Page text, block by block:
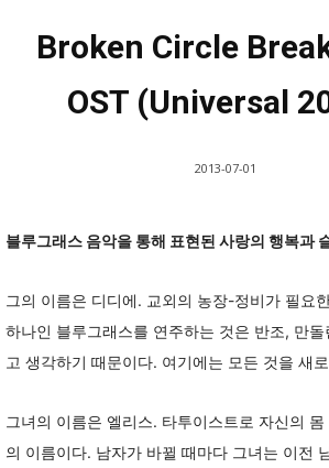
Broken Circle
OST (Universal
2013-07-01
블루그래스 음악을 통해 표현된 사랑의 행복과
그의 이름은 디디에. 교외의 농장-정비가 필요
하나인 블루그래스를 연주하는 것은 반조, 만
고 생각하기 때문이다. 여기에는 모든 것을 새
그녀의 이름은 엘리스. 타투이스트로 자신의
의 이름이다. 남자가 바뀔 때마다 그녀는 이전